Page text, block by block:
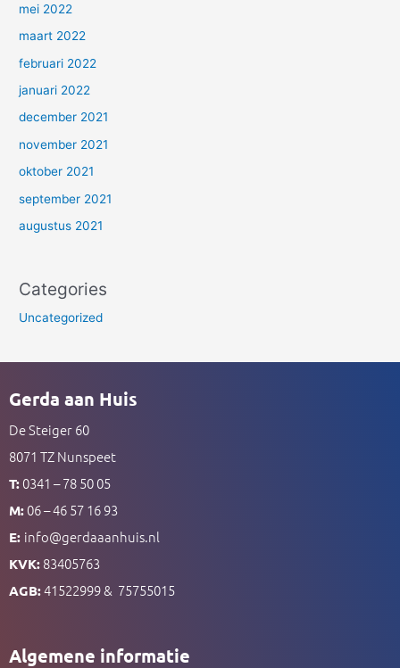
mei 2022
maart 2022
februari 2022
januari 2022
december 2021
november 2021
oktober 2021
september 2021
augustus 2021
Categories
Uncategorized
Gerda aan Huis
De Steiger 60
8071 TZ Nunspeet
T: 0341 – 78 50 05
M: 06 – 46 57 16 93
E: info@gerdaaanhuis.nl
KVK: 83405763
AGB:41522999 & 75755015
Algemene informatie